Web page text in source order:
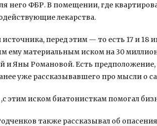
него ФБР. В помещении, где
лекарства.
источника, перед этим — то есть 17 и
ему материальным иском на 30
и Яны Романовой. Есть предположение,
уже рассказывавшего про мысли о
этим иском биатонисткам помогал
также рассказывал об